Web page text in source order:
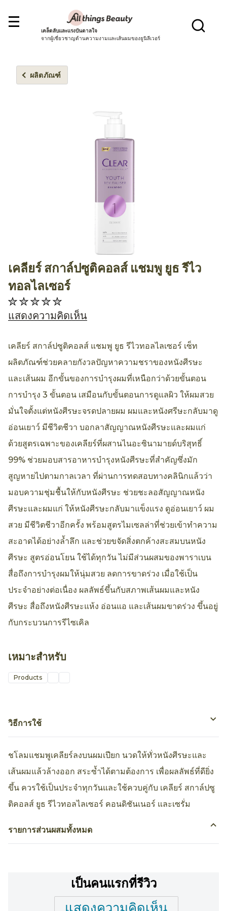
เคล็ดลับและแรงบันดาลใจ
จากผู้เชี่ยวชาญด้านความงามและเส้นผมของยูนิลีเวอร์
ผลิตภัณฑ์
เคลียร์ สกาล์ปซูติคอลส์ แชมพู ยูธ รีไว
ทอลไลเซอร์
ไม่มี
การ
คะแนน
product
นี้
แสดงความคิดเห็น
เคลียร์ สกาล์ปซูติคอลส์ แชมพู ยูธ รีไวทอลไลเซอร์ เซ็ท
ผลิตภัณฑ์ช่วยคลายกังวลปัญหาความชราของหนังศีรษะ
และเส้นผม อีกขั้นของการบำรุงผมที่เหนือกว่าด้วยขั้นตอน
การบำรุง 3 ขั้นตอน เสมือนกับขั้นตอนการดูแลผิว ให้ผมสวย
มั่นใจตั้งแต่หนังศีรษะจรดปลายผม ผมและหนังศรีษะกลับมาดู
อ่อนเยาว์ มีชีวิตชีวา บอกลาสัญญาณหนังศีรษะและผมแก่
ด้วยสูตรเฉพาะของเคลียร์ที่ผสานไนอะซินามายด์บริสุทธิ์
99% ช่วยมอบสารอาหารบำรุงหนังศีรษะที่สำคัญซึ่งมัก
สูญหายไปตามกาลเวลา ที่ผ่านการทดสอบทางคลินิกแล้วว่า
มอบความชุ่มชื้นให้กับหนังศีรษะ ช่วยชะลอสัญญาณหนัง
ศีรษะและผมแก่ ให้หนังศีรษะกลับมาแข็งแรง ดูอ่อนเยาว์ ผม
สวย มีชีวิตชีวาอีกครั้ง พร้อมสูตรไมเซลล่าที่ช่วยเข้าทำความ
สะอาดได้อย่างล้ำลึก และช่วยขจัดสิ่งตกค้างสะสมบนหนัง
ศีรษะ สูตรอ่อนโยน ใช้ได้ทุกวัน ไม่มีส่วนผสมของพาราเบน
สื่อถึงการบำรุงผมให้นุ่มสวย ลดการขาดร่วง เมื่อใช้เป็น
ประจำอย่างต่อเนื่อง ผลลัพธ์ขึ้นกับสภาพเส้นผมและหนัง
ศีรษะ สื่อถึงหนังศีรษะแห้ง อ่อนแอ และเส้นผมขาดร่วง ขึ้นอยู่
กับกระบวนการรีไซเคิล
เหมาะสำหรับ
Products
วิธีการใช้
ชโลมแชมพูเคลียร์ลงบนผมเปียก นวดให้ทั่วหนังศีรษะและ
เส้นผมแล้วล้างออก สระซ้ำได้ตามต้องการ เพื่อผลลัพธ์ที่ดียิ่ง
ขึ้น ควรใช้เป็นประจำทุกวันและใช้ควบคู่กับ เคลียร์ สกาล์ปซู
ติคอลส์ ยูธ รีไวทอลไลเซอร์ คอนดิชันเนอร์ และเซรั่ม
รายการส่วนผสมทั้งหมด
เป็นคนแรกที่รีวิว
แสดงความคิดเห็น